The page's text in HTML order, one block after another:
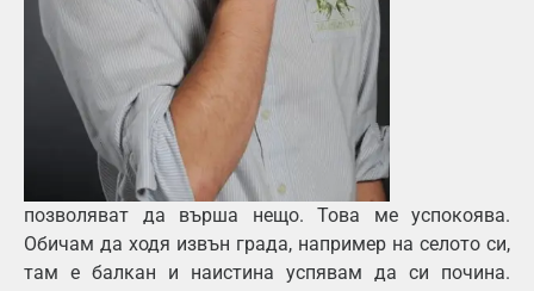
позволяват да върша нещо. Това ме успокоява.
Обичам да ходя извън града, например на селото си,
там е балкан и наистина успявам да си почина.